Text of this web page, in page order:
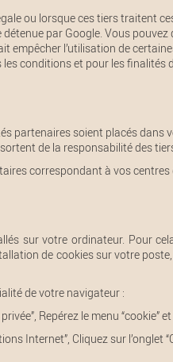
ou lorsque ces tiers traitent
par Google. Vous
l’utilisation de
conditions et pour les finalités
partenaires soient placés
de la responsabilité des
correspondant à vos centres
sur votre ordinateur. Pour
de cookies sur votre
de votre navigateur :
Repérez le menu
Internet”, Cliquez sur l’onglet